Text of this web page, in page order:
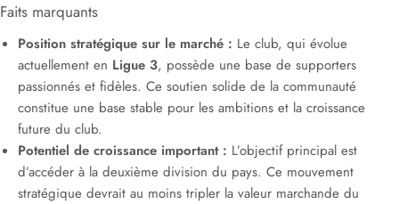
Faits marquants
Position stratégique sur le marché : Le club, qui évolue
actuellement en Ligue 3, possède une base de supporters
passionnés et fidèles. Ce soutien solide de la communauté
constitue une base stable pour les ambitions et la croissance
future du club.
Potentiel de croissance important : L’objectif principal est
d’accéder à la deuxième division du pays. Ce mouvement
stratégique devrait au moins tripler la valeur marchande du